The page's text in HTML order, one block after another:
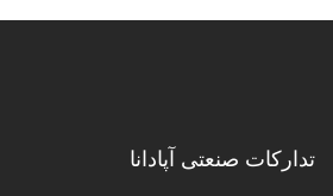
تدارکات صنعتی آپادانا